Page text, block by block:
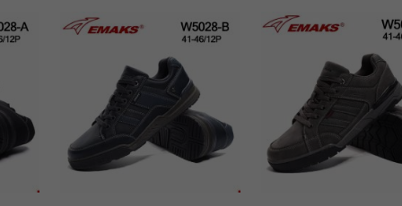
przechowujemy na
jedynie uprawnieni
swoich danych w celu
osobom trzecim,
na podstawie